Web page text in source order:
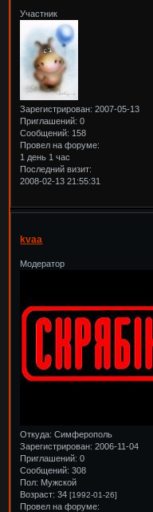
Участник
Зарегистрирован: 2007-05-13
Приглашений: 0
Сообщений: 158
Провел на форуме:
1 день 1 час
Последний визит:
2008-02-13 21:55:31
kvaa
Модератор
Откуда: Симферополь
Зарегистрирован: 2006-11-04
Приглашений: 0
Сообщений: 308
Пол: Мужской
Возраст: 34[1992-01-26]
Провел на форуме: